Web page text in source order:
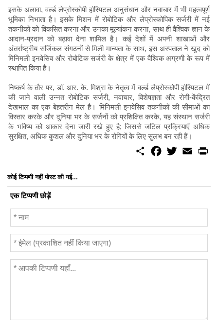
इसके अलावा, वर्ल्ड लेप्रोस्कोपी हॉस्पिटल अनुसंधान और नवाचार में भी महत्वपूर्ण
भूमिका निभाता है। इसके मिशन में रोबोटिक और लेप्रोस्कोपिक सर्जरी में नई
तकनीकों को विकसित करना और उनका मूल्यांकन करना, साथ ही वैश्विक ज्ञान के
आदान-प्रदान को बढ़ावा देना शामिल है। कई देशों में अपनी शाखाओं और
अंतर्राष्ट्रीय सर्जिकल संगठनों से मिली मान्यता के साथ, इस अस्पताल ने खुद को
मिनिमली इनवेसिव और रोबोटिक सर्जरी के क्षेत्र में एक वैश्विक अग्रणी के रूप में
स्थापित किया है।
निष्कर्ष के तौर पर, डॉ. आर. के. मिश्रा के नेतृत्व में वर्ल्ड लैप्रोस्कोपी हॉस्पिटल में
की जाने वाली उन्नत रोबोटिक सर्जरी, नवाचार, विशेषज्ञता और रोगी-केंद्रित
देखभाल का एक बेहतरीन मेल है। मिनिमली इनवेसिव तकनीकों की सीमाओं का
विस्तार करके और दुनिया भर के सर्जनों को प्रशिक्षित करके, यह संस्थान सर्जरी
के भविष्य को आकार देना जारी रखे हुए है; जिससे जटिल प्रक्रियाएँ अधिक
सुरक्षित, अधिक कुशल और दुनिया भर के रोगियों के लिए सुलभ बन रही हैं।
S
o
w
e
E
m
कोई टिप्पणी नहीं पोस्ट की गई...
एक टिप्पणी छोड़ें